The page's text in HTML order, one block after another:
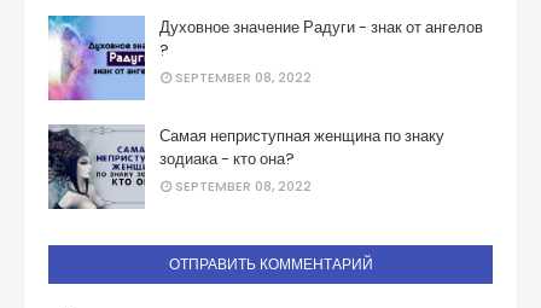
Духовное значение Радуги - знак от ангелов
?
SEPTEMBER 08, 2022
Самая неприступная женщина по знаку
зодиака - кто она?
SEPTEMBER 08, 2022
ОТПРАВИТЬ КОММЕНТАРИЙ